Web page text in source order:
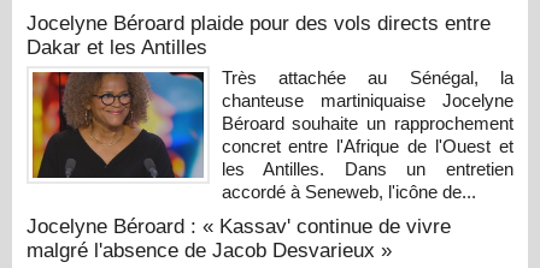
Jocelyne Béroard plaide pour des vols directs entre
Dakar et les Antilles
Très attachée au Sénégal, la
chanteuse martiniquaise Jocelyne
Béroard souhaite un rapprochement
concret entre l'Afrique de l'Ouest et
les Antilles. Dans un entretien
accordé à Seneweb, l'icône de...
Jocelyne Béroard : « Kassav' continue de vivre
malgré l'absence de Jacob Desvarieux »